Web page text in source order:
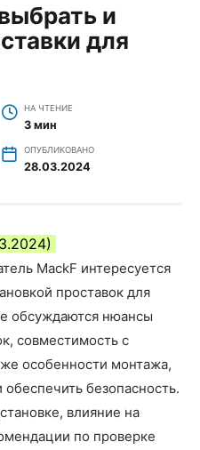
и
для
НА ЧТЕНИЕ
3 мин
ОПУБЛИКОВАНО
28.03.2024
MackF интересуется
проставок для
обсуждаются нюансы
совместимость с
особенности монтажа,
безопасность.
влияние на
по проверке